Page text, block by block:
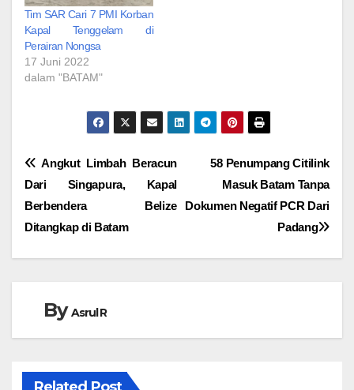
Tim SAR Cari 7 PMI Korban
Kapal Tenggelam di
Perairan Nongsa
17 Juni 2022
dalam "BATAM"
Navigasi
pos
58 Penumpang Citilink
Masuk Batam Tanpa
Dokumen Negatif PCR Dari
Padang
Angkut Limbah Beracun
Dari Singapura, Kapal
Berbendera Belize
Ditangkap di Batam
ByAsrul R